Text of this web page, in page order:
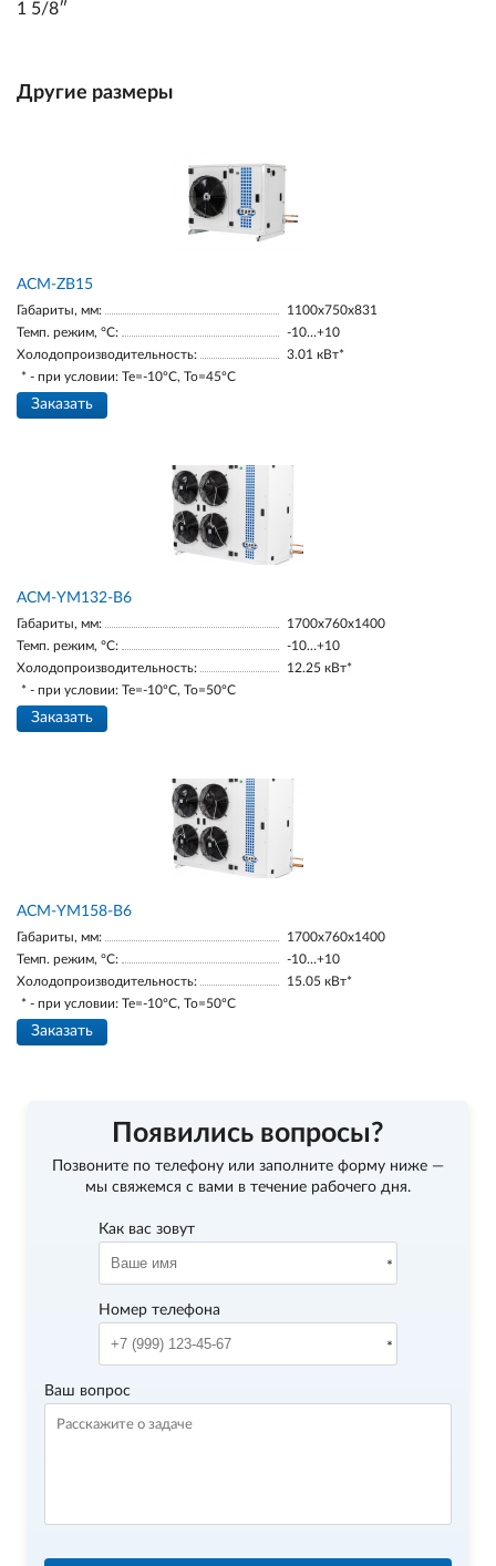
1 5/8ʺ
Другие размеры
ACM-ZB15
Габариты, мм:
1100х750х831
Темп. режим, °С:
-10…+10
Холодопроизводительность:
3.01 кВт*
* - при условии: Te=-10ºC, To=45ºC
Заказать
АСМ-YM132-В6
Габариты, мм:
1700х760х1400
Темп. режим, °С:
-10…+10
Холодопроизводительность:
12.25 кВт*
* - при условии: Te=-10ºC, To=50ºC
Заказать
АСМ-YM158-В6
Габариты, мм:
1700х760х1400
Темп. режим, °С:
-10…+10
Холодопроизводительность:
15.05 кВт*
* - при условии: Te=-10ºC, To=50ºC
Заказать
Появились вопросы?
Позвоните по телефону или заполните форму ниже —
мы свяжемся с вами в течение рабочего дня.
Как вас зовут
Номер телефона
Ваш вопрос